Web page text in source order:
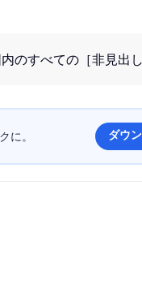
のすべての［非見出
に。 ダウ